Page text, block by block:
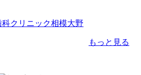
クリニック相模大野
もっと見る